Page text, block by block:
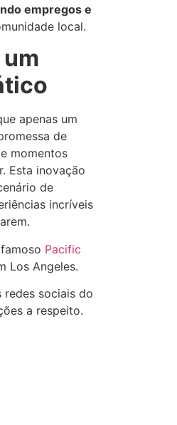
empregos e
local.
apenas um
de
momentos
Esta inovação
de
incríveis
Pacific
Los Angeles.
redes sociais do
a respeito.